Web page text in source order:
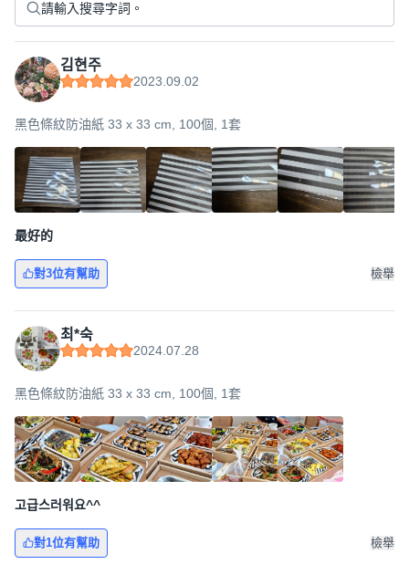
김현주
2023.09.02
黑色條紋防油紙 33 x 33 cm, 100個, 1套
最好的
對3位有幫助 檢舉
최*숙
2024.07.28
黑色條紋防油紙 33 x 33 cm, 100個, 1套
고급스러워요^^
對1位有幫助 檢舉